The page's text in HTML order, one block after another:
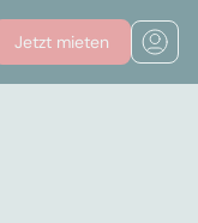
Jetzt mieten